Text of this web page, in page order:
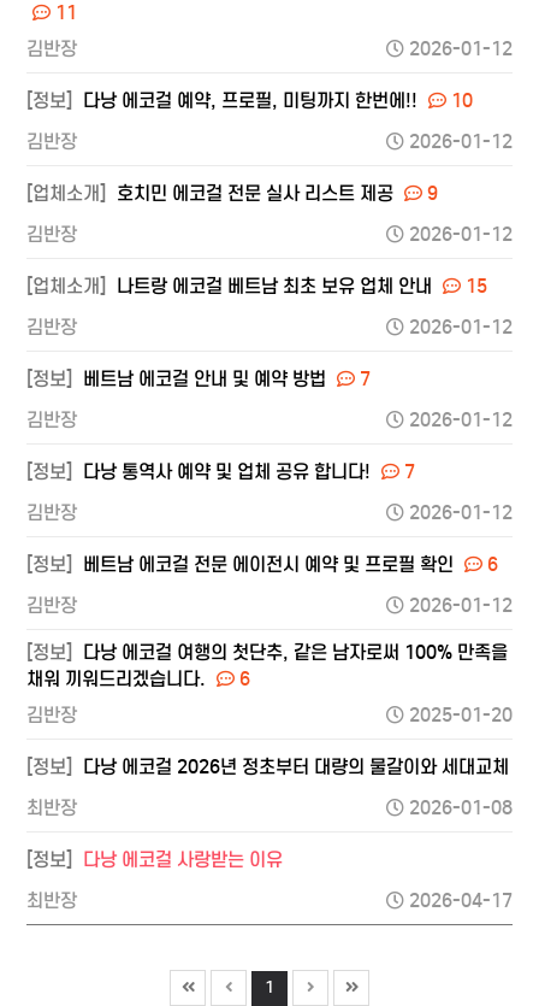
11
김반장
2026-01-12
[정보] 다낭 에코걸 예약, 프로필, 미팅까지 한번에!!
10
김반장
2026-01-12
[업체소개] 호치민 에코걸 전문 실사 리스트 제공
9
김반장
2026-01-12
[업체소개] 나트랑 에코걸 베트남 최초 보유 업체 안내
15
김반장
2026-01-12
[정보] 베트남 에코걸 안내 및 예약 방법
7
김반장
2026-01-12
[정보] 다낭 통역사 예약 및 업체 공유 합니다!
7
김반장
2026-01-12
[정보] 베트남 에코걸 전문 에이전시 예약 및 프로필 확인
6
김반장
2026-01-12
[정보]
다낭 에코걸 여행의 첫단추, 같은 남자로써 100% 만족을
채워 끼워드리겠습니다.
6
김반장
2025-01-20
[정보]
다낭 에코걸 2026년 정초부터 대량의 물갈이와 세대교체
최반장
2026-01-08
[정보]
다낭 에코걸 사랑받는 이유
최반장
2026-04-17
1